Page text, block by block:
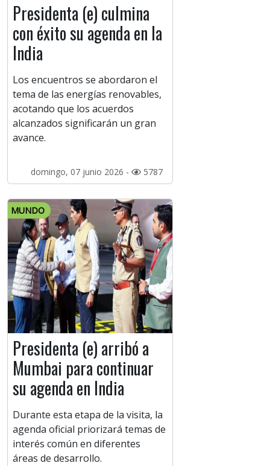
Presidenta (e) culmina
con éxito su agenda en la
India
Los encuentros se abordaron el
tema de las energías renovables,
acotando que los acuerdos
alcanzados significarán un gran
avance.
domingo, 07 junio 2026 - 5787
MUNDO
Presidenta (e) arribó a
Mumbai para continuar
su agenda en India
Durante esta etapa de la visita, la
agenda oficial priorizará temas de
interés común en diferentes
áreas de desarrollo.